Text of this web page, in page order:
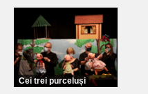
Cei trei purceluși